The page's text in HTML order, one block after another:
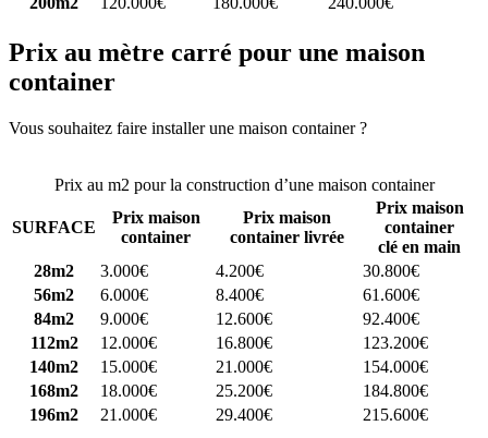
Prix au mètre carré pour une maison
container
Vous souhaitez faire installer une maison container ?
Prix au m2 pour la construction d’une maison container
SURFACE
Prix maison
container
Prix maison
container livrée
Prix maison
container
clé en main
28m2
3.000€ 4.200€
30.800€
56m2
6.000€ 8.400€
61.600€
84m2
9.000€ 12.600€
92.400€
112m2
12.000€ 16.800€
123.200€
140m2
15.000€ 21.000€
154.000€
168m2
18.000€ 25.200€
184.800€
196m2
21.000€ 29.400€ 215.600€